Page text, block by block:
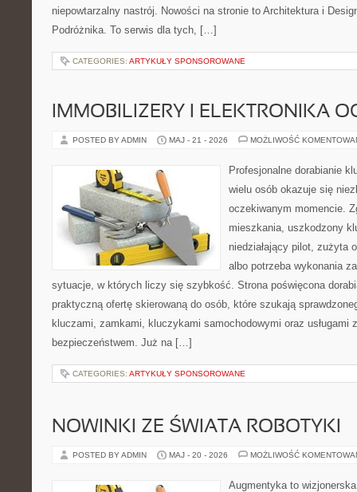
niepowtarzalny nastrój. Nowości na stronie to Architektura i
Podróżnika. To serwis dla tych, […]
CATEGORIES: ARTYKUŁY SPONSOROWANE
IMMOBILIZERY I ELEKTRONIKA
POSTED BY ADMIN MAJ - 21 - 2026 MOŻLIWOŚĆ
Profesjonalne dorabianie
wielu osób okazuje się
oczekiwanym momencie.
mieszkania, uszkodzony
niedziałający pilot, zużyta
albo potrzeba wykonania
sytuacje, w których liczy się szybkość. Strona poświęcona
praktyczną ofertę skierowaną do osób, które szukają
kluczami, zamkami, kluczykami samochodowymi oraz usługami
bezpieczeństwem. Już na […]
CATEGORIES: ARTYKUŁY SPONSOROWANE
NOWINKI ZE ŚWIATA ROBOTYKI
POSTED BY ADMIN MAJ - 20 - 2026 MOŻLIWOŚĆ
Augmentyka to